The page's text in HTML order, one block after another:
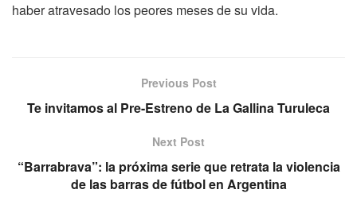
haber atravesado los peores meses de su vida.
Previous Post
Te invitamos al Pre-Estreno de La Gallina Turuleca
Next Post
“Barrabrava”: la próxima serie que retrata la violencia
de las barras de fútbol en Argentina